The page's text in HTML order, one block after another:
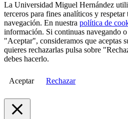
La Universidad Miguel Hernández
terceros para fines analíticos y respetar
navegación. En nuestra política de
información. Si continuas navegando
"Aceptar", consideramos que aceptas
quieres rechazarlas pulsa sobre
debes hacerlo.
Aceptar Rechazar